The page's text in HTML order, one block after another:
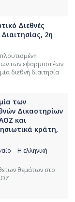
Διεθνές
2η
των εφαρμοστέων
διεθνή διαιτησία
των
Δικαστηρίων
και
κράτη,
– Η ελληνική
θεμάτων στο